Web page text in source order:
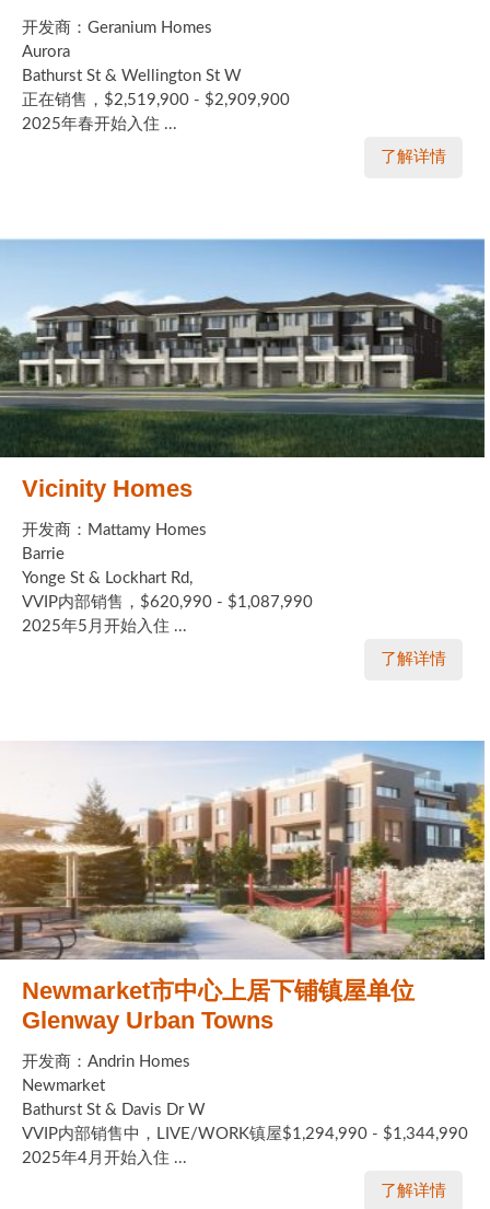
开发商：Geranium Homes
Aurora
Bathurst St & Wellington St W
正在销售，$2,519,900 - $2,909,900
2025年春开始入住 ...
了解详情
Vicinity Homes
开发商：Mattamy Homes
Barrie
Yonge St & Lockhart Rd,
VVIP内部销售，$620,990 - $1,087,990
2025年5月开始入住 ...
了解详情
Newmarket市中心上居下铺镇屋单位
Glenway Urban Towns
开发商：Andrin Homes
Newmarket
Bathurst St & Davis Dr W
VVIP内部销售中，LIVE/WORK镇屋$1,294,990 - $1,344,990
2025年4月开始入住 ...
了解详情